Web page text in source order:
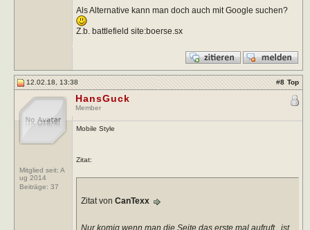
Als Alternative kann man doch auch mit Google suchen?
Z.b. battlefield site:boerse.sx
12.02.18, 13:38 #8 Top
Mitglied seit: A
ug 2014
Beiträge: 37
HansGuck
Member
Mobile Style
Zitat:
Zitat von CanTexx
Nur komig wenn man die Seite das erste mal aufruft , ist